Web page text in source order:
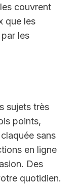
couvrent
que les
les
sujets très
points,
sans
en ligne
Des
quotidien.